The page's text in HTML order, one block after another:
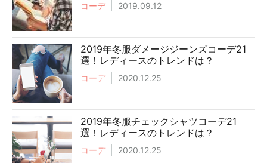
コーデ 2019.09.12
2019年冬服ダメージジーンズコーデ21
選！レディースのトレンドは？
コーデ 2020.12.25
2019年冬服チェックシャツコーデ21
選！レディースのトレンドは？
コーデ 2020.12.25